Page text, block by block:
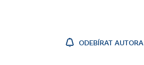
ODEBÍRAT AUTORA